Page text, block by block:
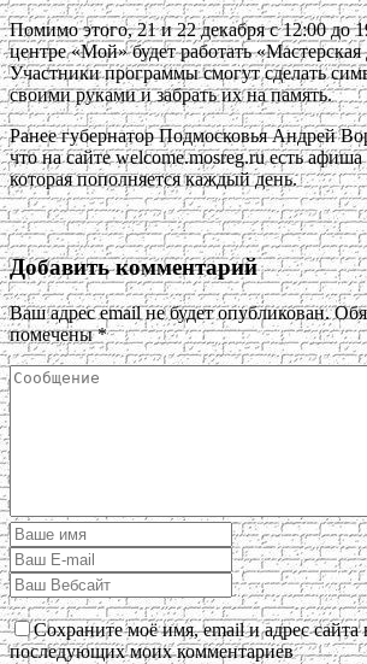
Помимо этого, 21 и 22 декабря с 12:00 до
центре «Мой» будет работать
Участники программы смогут сделать
своими руками и забрать их на память.
Ранее губернатор Подмосковья Андрей
что на сайте welcome.mosreg.ru есть
которая пополняется каждый день.
Добавить комментарий
Ваш адрес email не будет опубликован.
помечены*
Сохраните моё имя, email и адрес сайта
последующих моих комментариев